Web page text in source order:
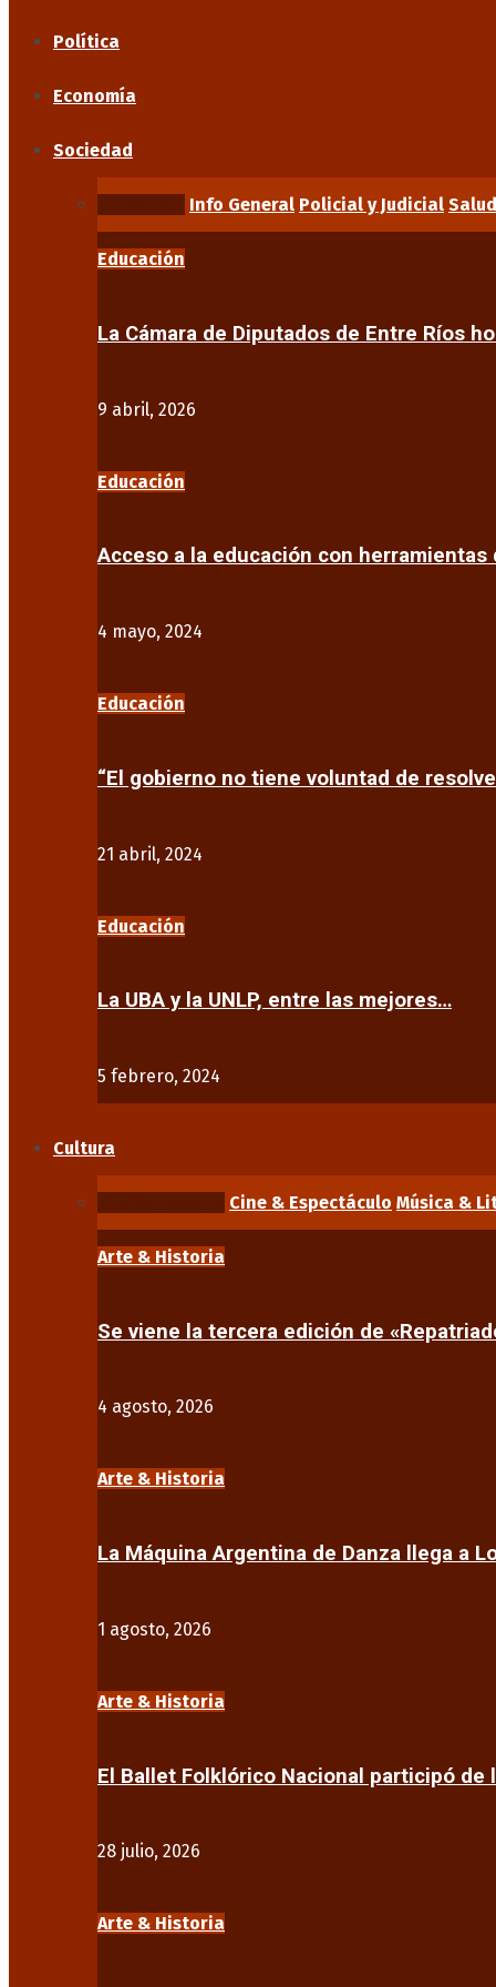
Política
Economía
Sociedad
Info General Policial y Judicial Salud
Educación
La Cámara de Diputados de Entre Ríos
9 abril, 2026
Educación
Acceso a la educación con
4 mayo, 2024
Educación
“El gobierno no tiene voluntad de
21 abril, 2024
Educación
La UBA y la UNLP, entre las mejores…
5 febrero, 2024
Cultura
Cine & Espectáculo Música &
Arte & Historia
Se viene la tercera edición de
4 agosto, 2026
Arte & Historia
La Máquina Argentina de Danza llega a
1 agosto, 2026
Arte & Historia
El Ballet Folklórico Nacional participó de
28 julio, 2026
Arte & Historia